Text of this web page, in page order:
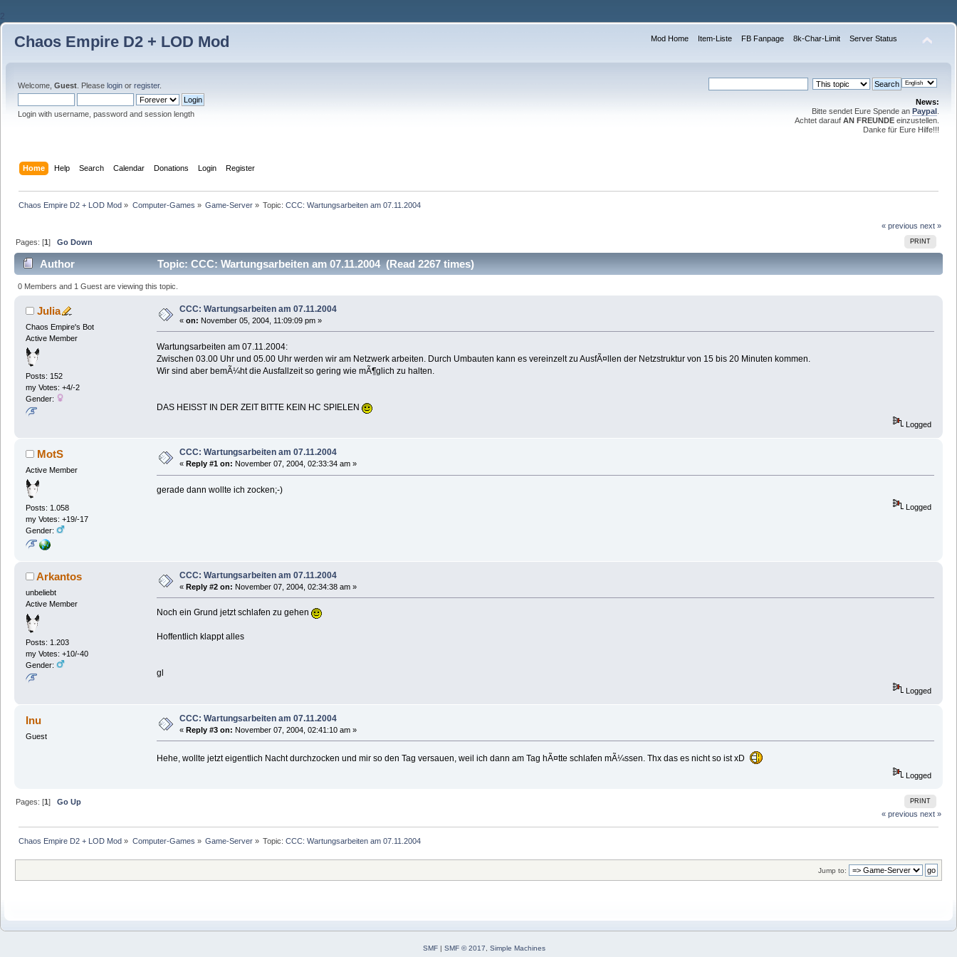
2
Chaos Empire D2 + LOD Mod Mod Home Item-Liste FB Fanpage 8k-Char-Limit Server Status
Welcome, Guest . Please login or register.
Login with username, password and session length
News:
Bitte sendet Eure Spende an Paypal
Achtet darauf AN FREUNDE einzustellen.
Danke für Eure Hilfe!!!
Home Help Search Calendar Donations Login Register
Chaos Empire D2 + LOD Mod » Computer-Games » Game-Server» Topic:CCC: Wartungsarbeiten am 07.11.2004
« previous next »
PRINT
Pages: [1]Go Down
Author Topic: CCC: Wartungsarbeiten am 07.11.2004 (Read 2267 times)
0 Members and 1 Guest are viewing this topic.
Julia
Chaos Empire's Bot
Active Member
Posts: 152
my Votes: +4/-2
Gender:
CCC: Wartungsarbeiten am 07.11.2004
« on: November 05, 2004, 11:09:09 pm »
Wartungsarbeiten am 07.11.2004:
Zwischen 03.00 Uhr und 05.00 Uhr werden wir am Netzwerk arbeiten. Durch Umbauten kann es vereinzelt zu AusfÃ¤llen der Netzstruktur von 15 bis 20 Minuten kommen.
Wir sind aber bemÃ¼ht die Ausfallzeit so gering wie mÃ¶glich zu halten.
DAS HEISST IN DER ZEIT BITTE KEIN HC SPIELEN
Logged
MotS
Active Member
Posts: 1.058
my Votes: +19/-17
Gender:
CCC: Wartungsarbeiten am 07.11.2004
« Reply #1 on: November 07, 2004, 02:33:34 am »
gerade dann wollte ich zocken;-)
Logged
Arkantos
unbeliebt
Active Member
Posts: 1.203
my Votes: +10/-40
Gender:
CCC: Wartungsarbeiten am 07.11.2004
« Reply #2 on: November 07, 2004, 02:34:38 am »
Noch ein Grund jetzt schlafen zu gehen
Hoffentlich klappt alles
gl
Logged
Inu
Guest
CCC: Wartungsarbeiten am 07.11.2004
« Reply #3 on: November 07, 2004, 02:41:10 am »
Hehe, wollte jetzt eigentlich Nacht durchzocken und mir so den Tag versauen, weil ich dann am Tag hÃ¤tte schlafen mÃ¼ssen. Thx das es nicht so ist xD
Logged
PRINT
Pages: [1]Go Up
« previous next »
Chaos Empire D2 + LOD Mod » Computer-Games » Game-Server» Topic:CCC: Wartungsarbeiten am 07.11.2004
Jump to:
SMF| SMF © 2017
Simple Machines